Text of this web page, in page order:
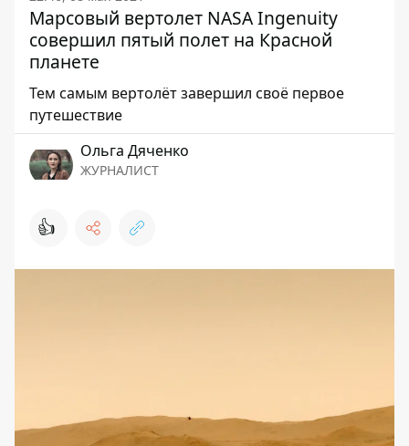
Марсовый вертолет NASA Ingenuity
совершил пятый полет на Красной
планете
Тем самым вертолёт завершил своё первое
путешествие
Ольга Дяченко
ЖУРНАЛИСТ
👍